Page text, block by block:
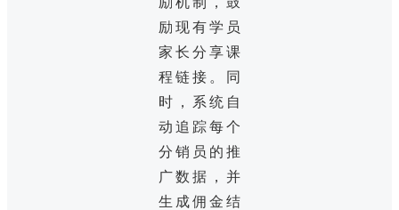
励现有学员
家长分享课
程链接。同
时，系统自
动追踪每个
分销员的推
广数据，并
生成佣金结